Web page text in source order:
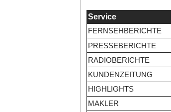
Service
FERNSEHBERICHTE
PRESSEBERICHTE
RADIOBERICHTE
KUNDENZEITUNG
HIGHLIGHTS
MAKLER